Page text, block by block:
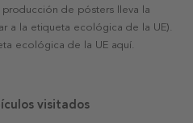
de pósters lleva la
a la etiqueta ecológica de la UE).
ecológica de la UE aquí.
visitados